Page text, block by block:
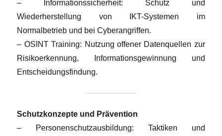
– Informationssicherheit: Schutz und
Wiederherstellung von IKT-Systemen im
Normalbetrieb und bei Cyberangriffen.
– OSINT Training: Nutzung offener Datenquellen zur
Risikoerkennung, Informationsgewinnung und
Entscheidungsfindung.
Schutzkonzepte und Prävention
– Personenschutzausbildung: Taktiken und